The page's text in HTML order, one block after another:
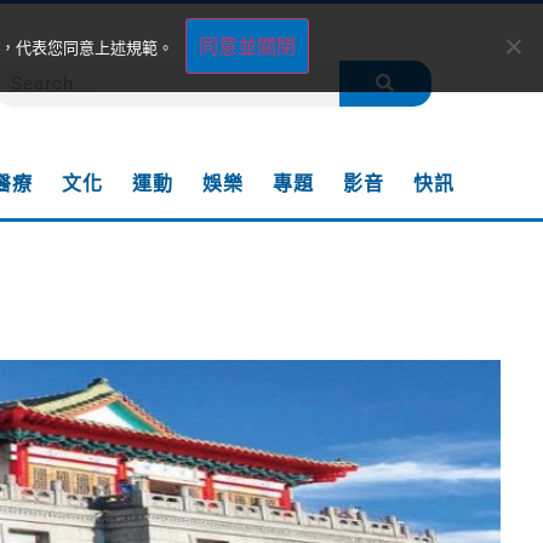
療 文化 運動 娛樂 專題 影音 快訊
代表您同意上述規範。 同意並關閉